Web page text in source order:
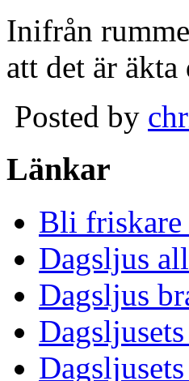
Inifrån
att det är
Posted by
Länkar
Bli friskare
Dagsljus
Dagsljus